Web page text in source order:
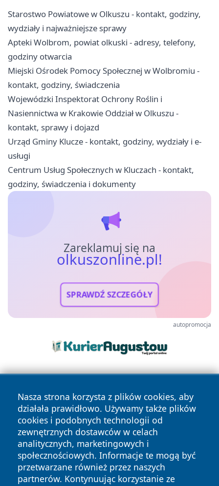
Starostwo Powiatowe w Olkuszu - kontakt, godziny,
wydziały i najważniejsze sprawy
Apteki Wolbrom, powiat olkuski - adresy, telefony,
godziny otwarcia
Miejski Ośrodek Pomocy Społecznej w Wolbromiu -
kontakt, godziny, świadczenia
Wojewódzki Inspektorat Ochrony Roślin i
Nasiennictwa w Krakowie Oddział w Olkuszu -
kontakt, sprawy i dojazd
Urząd Gminy Klucze - kontakt, godziny, wydziały i e-
usługi
Centrum Usług Społecznych w Kluczach - kontakt,
godziny, świadczenia i dokumenty
Zareklamuj się na
olkuszonline.pl!
SPRAWDŹ SZCZEGÓŁY
autopromocja
Nasza strona korzysta z plików cookies, aby
działała prawidłowo. Używamy także plików
cookies i podobnych technologii od
zewnętrznych dostawców w celach
analitycznych, marketingowych i
społecznościowych. Informacje te mogą być
przetwarzane również przez naszych
partnerów. Kontynuując korzystanie ze
Copyright © 2026 olkuszonline.pl Wszystkie prawa
zastrzeżone.
Polityka
Polityka